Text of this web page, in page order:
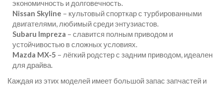
экономичность и долговечность.
Nissan Skyline – культовый спорткар с турбированными
двигателями, любимый среди энтузиастов.
Subaru Impreza – славится полным приводом и
устойчивостью в сложных условиях.
Mazda MX‑5 – лёгкий родстер с задним приводом, идеален
для драйва.
Каждая из этих моделей имеет большой запас запчастей и